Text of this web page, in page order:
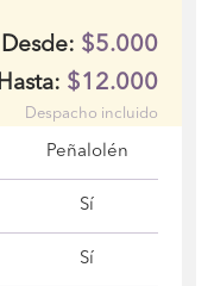
Desde: $5.000
Hasta: $12.000
Despacho incluido
Peñalolén
Sí
Sí